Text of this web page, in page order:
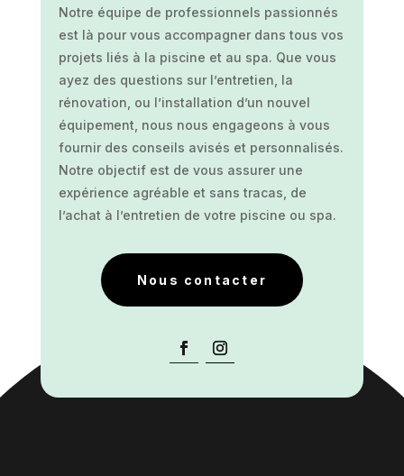
Notre équipe de professionnels passionnés
est là pour vous accompagner dans tous vos
projets liés à la piscine et au spa. Que vous
ayez des questions sur l’entretien, la
rénovation, ou l’installation d’un nouvel
équipement, nous nous engageons à vous
fournir des conseils avisés et personnalisés.
Notre objectif est de vous assurer une
expérience agréable et sans tracas, de
l’achat à l’entretien de votre piscine ou spa.
Nous contacter